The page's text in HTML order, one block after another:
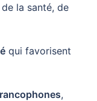
la santé, de
qui favorisent
,